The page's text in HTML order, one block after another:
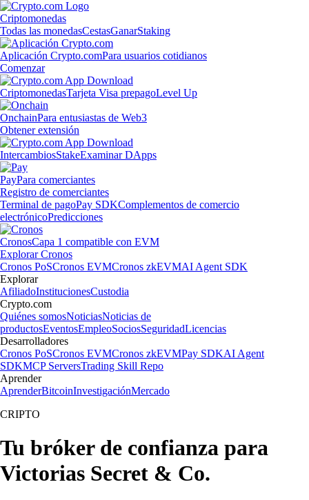
Criptomonedas
Todas las monedasCestasGanarStaking
Aplicación Crypto.comPara usuarios cotidianos
Comenzar
CriptomonedasTarjeta Visa prepagoLevel Up
OnchainPara entusiastas de Web3
Obtener extensión
IntercambiosStakeExaminar DApps
PayPara comerciantes
Registro de comerciantes
Terminal de pagoPay SDKComplementos de comercio
electrónicoPredicciones
CronosCapa 1 compatible con EVM
Explorar Cronos
Cronos PoSCronos EVMCronos zkEVMAI Agent SDK
Explorar
AfiliadoInstitucionesCustodia
Crypto.com
Quiénes somosNoticiasNoticias de
productosEventosEmpleoSociosSeguridadLicencias
Desarrolladores
Cronos PoSCronos EVMCronos zkEVMPay SDKAI Agent
SDKMCP ServersTrading Skill Repo
Aprender
AprenderBitcoinInvestigaciónMercado
CRIPTO
Tu bróker de confianza para
Victorias Secret & Co.